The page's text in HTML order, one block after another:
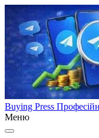
Buying Press
Меню